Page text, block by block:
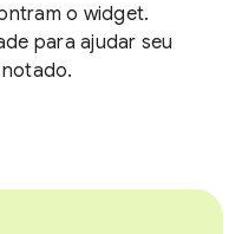
o widget.
para ajudar seu